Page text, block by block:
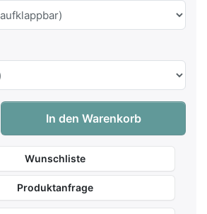
Content Chapel 227 R zu 9.950,00 €,
In den Warenkorb
Wunschliste
Produktanfrage